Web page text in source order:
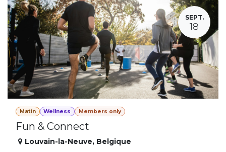
SEPT.
18
Matin Wellness Members only
Fun & Connect
Louvain-la-Neuve, Belgique